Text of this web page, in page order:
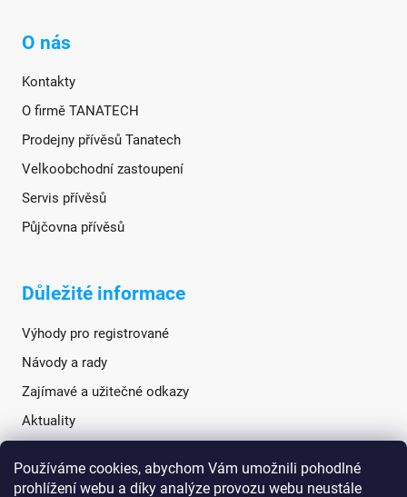
Používáme cookies, abychom Vám umožnili pohodlné
prohlížení webu a díky analýze provozu webu neustále
O nás
Kontakty
O firmě TANATECH
Prodejny přívěsů Tanatech
Velkoobchodní zastoupení
Servis přívěsů
Půjčovna přívěsů
Důležité informace
Výhody pro registrované
Návody a rady
Zajímavé a užitečné odkazy
Aktuality
Sociální sítě